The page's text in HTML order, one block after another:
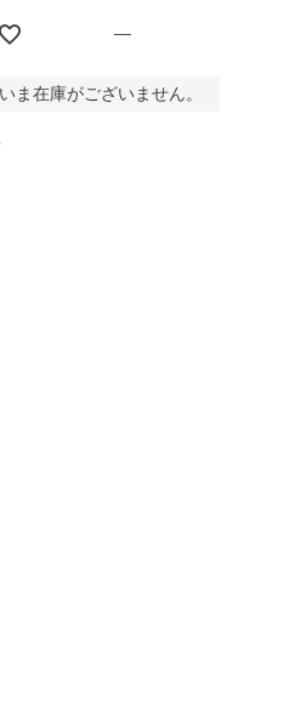
—
ま在庫がございません。